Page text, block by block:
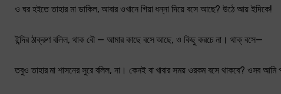
ও ঘর হইতে তাহার মা ডাকিল, আবার ওখানে গিয়া ধন্না দিয়ে বসে আছে? উঠে আয় ইদিকে!
ইন্দির ঠাক্‌রুণ বলিল, থাক বৌ — আমার কাছে বসে আছে, ও কিছু করচে না। থাক্ বসে—
তবুও তাহার মা শাসনের সুরে বলিল, না। কেনই বা খাবার সময় ওরকম বসে থাকবে? ওসব